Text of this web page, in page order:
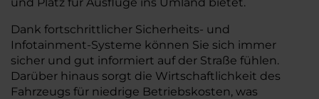
Dank fortschrittlicher Sicherheits- und
Infotainment-Systeme können Sie sich immer
sicher und gut informiert auf der Straße fühlen.
Darüber hinaus sorgt die Wirtschaftlichkeit des
Fahrzeugs für niedrige Betriebskosten, was